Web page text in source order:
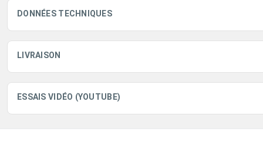
DONNÉES TECHNIQUES
LIVRAISON
ESSAIS VIDÉO (YOUTUBE)